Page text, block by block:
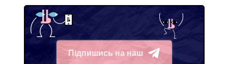
Підпишись на наш
Telegram